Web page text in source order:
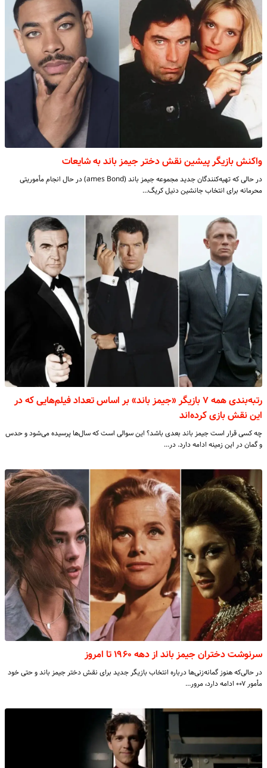
واکنش بازیگر پیشین نقش دختر جیمز باند به شایعات
در حالی که تهیه‌کنندگان جدید مجموعه جیمز باند (ames Bond) در حال انجام مأموریتی
محرمانه برای انتخاب جانشین دنیل کریگ…
رتبه‌بندی همه ۷ بازیگر «جیمز باند» بر اساس تعداد فیلم‌هایی که در
این نقش بازی کرده‌اند
چه کسی قرار است جیمز باند بعدی باشد؟ این سوالی است که سال‌ها پرسیده می‌شود و حدس
و گمان در این زمینه ادامه دارد. در…
سرنوشت دختران جیمز باند از دهه ۱۹۶۰ تا امروز
در حالی‌که هنوز گمانه‌زنی‌ها درباره‌ انتخاب بازیگر جدید برای نقش دختر جیمز باند و حتی خود
مأمور ۰۰۷ ادامه دارد، مرور…